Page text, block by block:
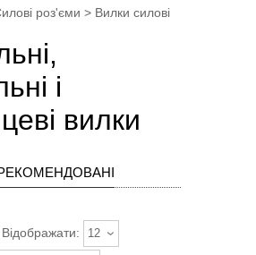
роз'єми > Вилки силові
і
вилки
Відображати: 12